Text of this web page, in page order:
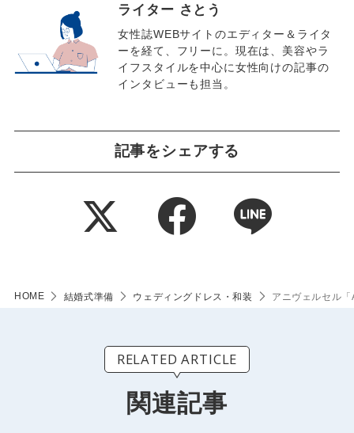
ライター さとう
女性誌WEBサイトのエディター＆ライタ
ーを経て、フリーに。現在は、美容やラ
イフスタイルを中心に女性向けの記事の
インタビューも担当。
記事をシェアする
HOME 結婚式準備 ウェディングドレス・和装 アニヴェルセル
RELATED ARTICLE
関連記事